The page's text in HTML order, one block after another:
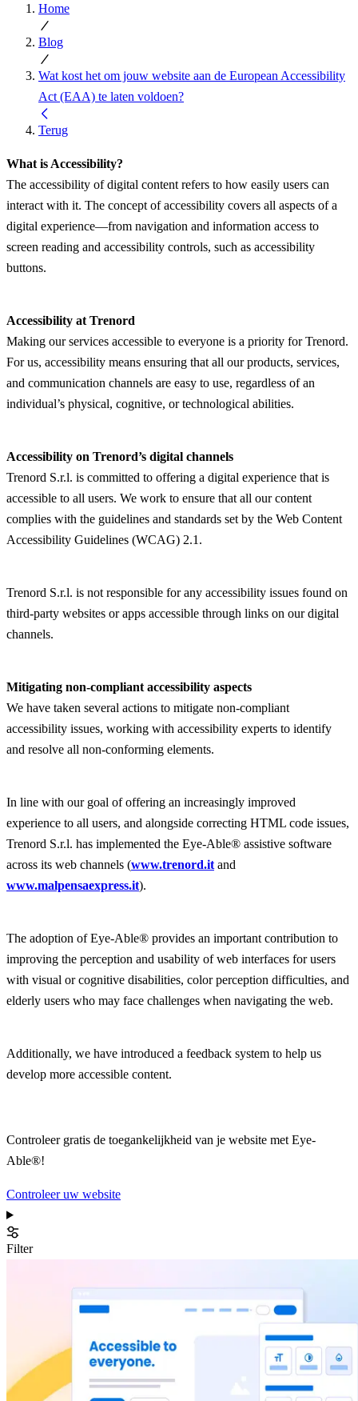
Home
Blog
Wat kost het om jouw website aan de European Accessibility
Act (EAA) te laten voldoen?
Terug
What is Accessibility?
The accessibility of digital content refers to how easily users can
interact with it. The concept of accessibility covers all aspects of a
digital experience—from navigation and information access to
screen reading and accessibility controls, such as accessibility
buttons.
Accessibility at Trenord
Making our services accessible to everyone is a priority for Trenord.
For us, accessibility means ensuring that all our products, services,
and communication channels are easy to use, regardless of an
individual’s physical, cognitive, or technological abilities.
Accessibility on Trenord’s digital channels
Trenord S.r.l. is committed to offering a digital experience that is
accessible to all users. We work to ensure that all our content
complies with the guidelines and standards set by the Web Content
Accessibility Guidelines (WCAG) 2.1.
Trenord S.r.l. is not responsible for any accessibility issues found on
third-party websites or apps accessible through links on our digital
channels.
Mitigating non-compliant accessibility aspects
We have taken several actions to mitigate non-compliant
accessibility issues, working with accessibility experts to identify
and resolve all non-conforming elements.
In line with our goal of offering an increasingly improved
experience to all users, and alongside correcting HTML code issues,
Trenord S.r.l. has implemented the Eye-Able® assistive software
across its web channels (www.trenord.it and
www.malpensaexpress.it).
The adoption of Eye-Able® provides an important contribution to
improving the perception and usability of web interfaces for users
with visual or cognitive disabilities, color perception difficulties, and
elderly users who may face challenges when navigating the web.
Additionally, we have introduced a feedback system to help us
develop more accessible content.
Controleer gratis de toegankelijkheid van je website met Eye-
Able®!
Controleer uw website
Filter